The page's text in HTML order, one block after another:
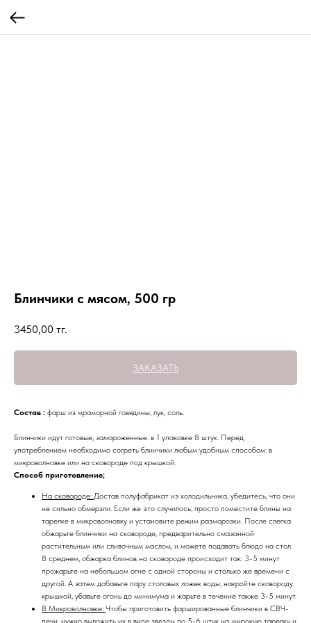
Блинчики с мясом, 500 гр
3450,00 тг.
ЗАКАЗАТЬ
Состав : фарш из мраморной говядины, лук, соль.
Блинчики идут готовые, замороженные. в 1 упаковке 8 штук. Перед
употреблением необходимо согреть блинчики любым удобным способом: в
микроволновке или на сковороде под крышкой.
Способ приготовление;
На сковороде: Достав полуфабрикат из холодильника, убедитесь, что они
не сильно обмерзли. Если же это случилось, просто поместите блины на
тарелке в микроволновку и установите режим разморозки. После слегка
обжарьте блинчики на сковороде, предварительно смазанной
растительным или сливочным маслом, и можете подавать блюдо на стол.
В среднем, обжарка блинов на сковороде происходит так: 3-5 минут
прожарьте на небольшом огне с одной стороны и столько же времени с
другой. А затем добавьте пару столовых ложек воды, накройте сковороду
крышкой, убавьте огонь до минимума и жарьте в течение также 3-5 минут.
В Микроволновке: Чтобы приготовить фаршированные блинчики в СВЧ-
печи, нужно выложить их в виде звезды по 5-6 штук на широкую тарелку и